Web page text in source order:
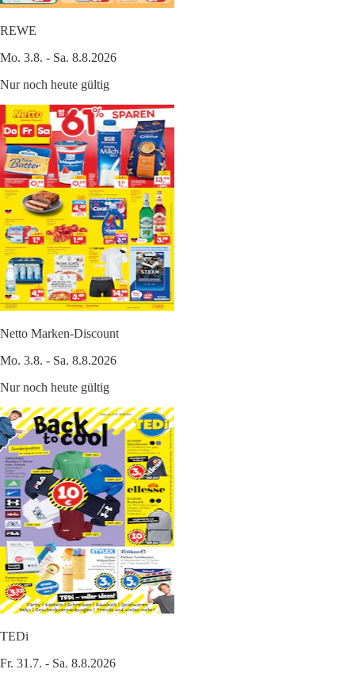
REWE
Mo. 3.8. - Sa. 8.8.2026
Nur noch heute gültig
Netto Marken-Discount
Mo. 3.8. - Sa. 8.8.2026
Nur noch heute gültig
TEDi
Fr. 31.7. - Sa. 8.8.2026